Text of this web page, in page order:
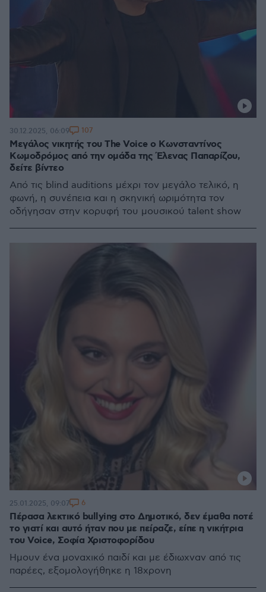
Μεγάλος νικητής του The Voice ο Κωνσταντίνος
Κωμοδρόμος από την ομάδα της Έλενας Παπαρίζου,
δείτε βίντεο
Από τις blind auditions μέχρι τον μεγάλο τελικό, η
φωνή, η συνέπεια και η σκηνική ωριμότητα τον
οδήγησαν στην κορυφή του μουσικού talent show
30.12.2025, 06:09 107
Πέρασα λεκτικό bullying στο Δημοτικό, δεν έμαθα ποτέ
το γιατί και αυτό ήταν που με πείραζε, είπε η νικήτρια
του Voice, Σοφία Χριστοφορίδου
Ήμουν ένα μοναχικό παιδί και με έδιωχναν από τις
παρέες, εξομολογήθηκε η 18χρονη
25.01.2025, 09:07 6